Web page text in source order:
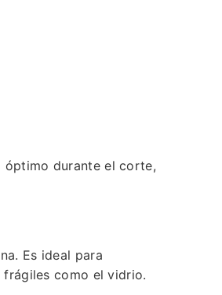
óptimo durante el corte,
Es ideal para
frágiles como el vidrio.